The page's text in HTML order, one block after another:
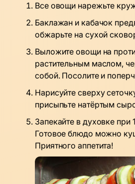
Все овощи нарежьте
Баклажан и кабачок
обжарьте на сухой
Выложите овощи на
растительным маслом,
собой. Посолите и
Нарисуйте сверху
присыпьте натёртым
Запекайте в духовке при
Готовое блюдо можно
Приятного аппетита!